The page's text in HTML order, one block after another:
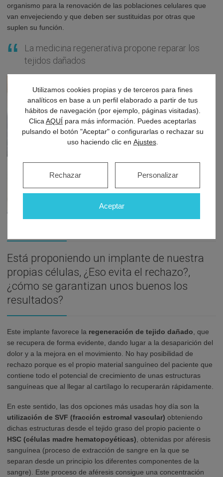
organismo para la renovación de las poblaciones celulares que
van envejeciendo y que deben ser sustituidas por otras que
suplen su función.
La medicina regenerativa propone reparar los
tejidos dañados
Está proponiendo un implante de nuestra
propias células, ¿Eso evita el rechazo?,
¿cómo se garantizan unos buenos los
resultados?
Este implante favorece la regeneración de tejido dañado, que
se recupera de forma evidente, dando lugar a la desaparición del
dolor y a la mejora en el movimiento. No hay posibilidad de
rechazo porque es el propio material sanguíneo del paciente que
contiene todo el potencial de crecimiento de unas estructuras
sanguíneas que al llegar al cartílago lo recuperarán rápidamente.
En este sentido, las dos opciones más usadas hoy día son la
utilización de SVF (fracción estromal vascular) obteniendo
dichas estructuras desde el tejido graso del propio paciente o
HSC (células madre hematopoyéticas), obtenidas por aféresis
sanguínea (proceso de extracción de sangre en la que se
separan desde un principio los diferentes componentes de la
sangre). Este proceso de aféresis consigue una concentración
Utilizamos cookies propias y de terceros para fines
analíticos en base a un perfil elaborado a partir de tus
hábitos de navegación (por ejemplo, páginas visitadas).
Clica AQUÍ para más información. Puedes aceptarlas
pulsando el botón "Aceptar" o configurarlas o rechazar su
uso haciendo clic en Ajustes.
Aceptar
Rechazar Personalizar